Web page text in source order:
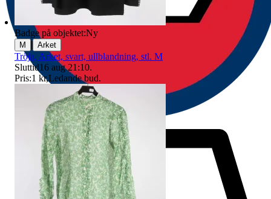
Badge på objektet:Ny
M | Arket
Tröja, Arket, svart, ullblandning, stl. M
Sluttid16 aug 21:10.
Pris:1 kr,Ledande bud.